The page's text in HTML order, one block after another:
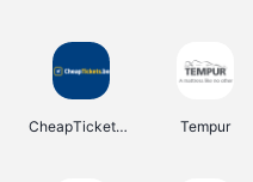
CheapTickets.be Tempur